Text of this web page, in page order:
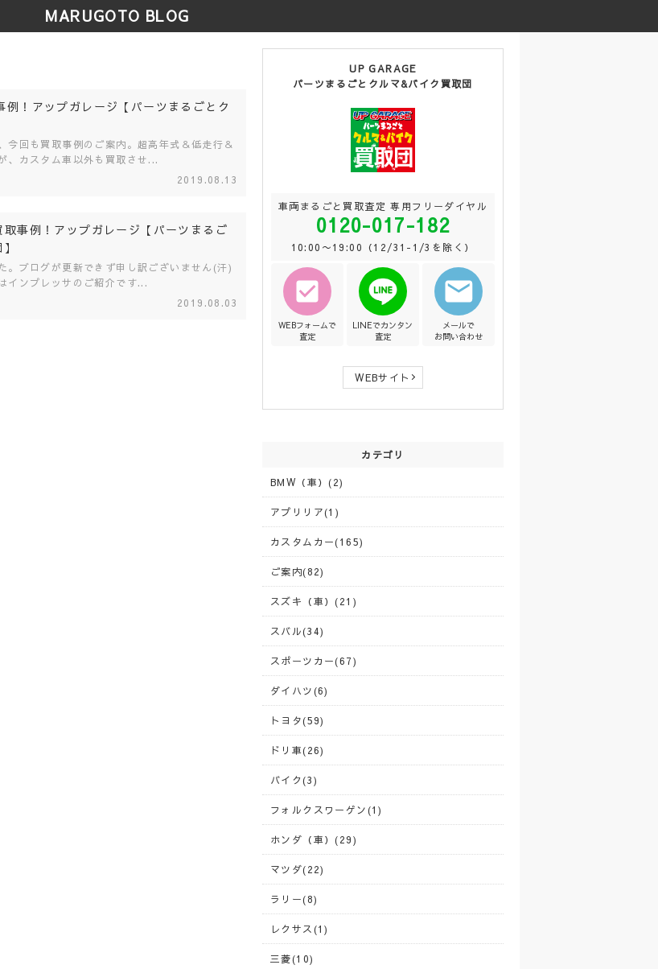
MARUGOTO BLOG
！アップガレージ【パーツまるごとク
今回も買取事例のご案内。超高年式＆低走行＆
、カスタム車以外も買取させ...
2019.08.13
事例！アップガレージ【パーツまるご
。ブログが更新できず申し訳ございません(汗)
インプレッサのご紹介です...
2019.08.03
UP GARAGE
パーツまるごとクルマ&バイク買取団
車両まるごと買取査定 専用フリーダイヤル
0120-017-182
10:00〜19:00（12/31-1/3を除く）
WEBフォームで
査定
LINEでカンタン
査定
メールで
お問い合わせ
WEBサイト
カテゴリ
BMW（車）(2)
アプリリア(1)
カスタムカー(165)
ご案内(82)
スズキ（車）(21)
スバル(34)
スポーツカー(67)
ダイハツ(6)
トヨタ(59)
ドリ車(26)
バイク(3)
フォルクスワーゲン(1)
ホンダ（車）(29)
マツダ(22)
ラリー(8)
レクサス(1)
三菱(10)